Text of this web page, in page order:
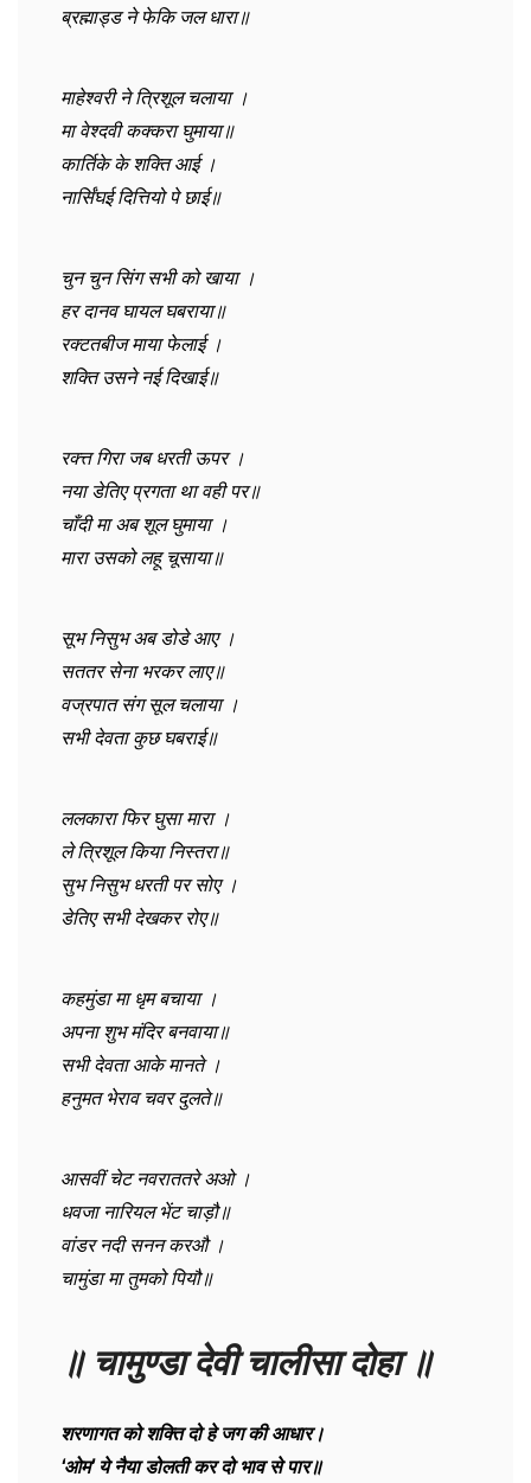
ब्रह्माड्ड ने फेकि जल धारा॥
माहेश्वरी ने त्रिशूल चलाया ।
मा वेश्दवी कक्करा घुमाया॥
कार्तिके के शक्ति आई ।
नार्सिंघई दित्तियो पे छाई॥
चुन चुन सिंग सभी को खाया ।
हर दानव घायल घबराया॥
रक्टतबीज माया फेलाई ।
शक्ति उसने नई दिखाई॥
रक्त्त गिरा जब धरती ऊपर ।
नया डेतिए प्रगता था वही पर॥
चाँदी मा अब शूल घुमाया ।
मारा उसको लहू चूसाया॥
सूभ निसुभ अब डोडे आए ।
सततर सेना भरकर लाए॥
वज्रपात संग सूल चलाया ।
सभी देवता कुछ घबराई॥
ललकारा फिर घुसा मारा ।
ले त्रिशूल किया निस्तरा॥
सुभ निसुभ धरती पर सोए ।
डेतिए सभी देखकर रोए॥
कहमुंडा मा धृम बचाया ।
अपना शुभ मंदिर बनवाया॥
सभी देवता आके मानते ।
हनुमत भेराव चवर दुलते॥
आसवीं चेट नवराततरे अओ ।
धवजा नारियल भेंट चाड़ौ॥
वांडर नदी सनन करऔ ।
चामुंडा मा तुमको पियौ॥
॥ चामुण्डा देवी चालीसा दोहा ॥
शरणागत को शक्ति दो हे जग की आधार।
‘ओम’ ये नैया डोलती कर दो भाव से पार॥